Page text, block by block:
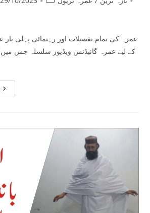
عمرہ کی تمام تفصیلات اور رہنمائی پہلی بار
کے لیے عمرہ گائیڈنس ویڈیوز سلسلہ جس میں
عمرہ